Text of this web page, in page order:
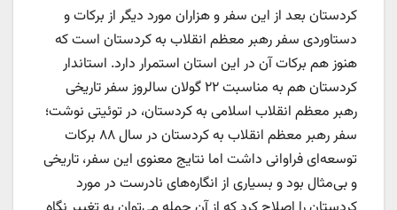
کردستان بعد از این سفر و هزاران مورد دیگر از برکات و
دستاوردی سفر رهبر معظم انقلاب به کردستان است که
هنوز هم برکات آن در این استان استمرار دارد. استاندار
کردستان هم به مناسبت ۲۲ گولان سالروز سفر تاریخی
رهبر معظم انقلاب اسلامی به کردستان، در توئیتی نوشت؛
سفر رهبر معظم انقلاب به کردستان در سال ۸۸ برکات
توسعه‌ای فراوانی داشت اما نتایج معنوی این سفر، تاریخی
و بی‌مثال بود و بسیاری از انگاره‌های نادرست در مورد